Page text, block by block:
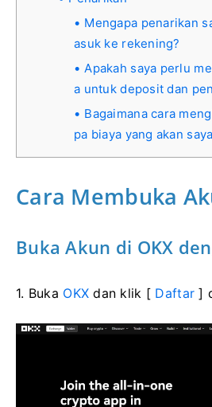
Mengapa penarikan
asuk ke rekening?
Apakah saya perlu
a untuk deposit dan
Bagaimana cara
pa biaya yang akan
Cara Membuka
Buka Akun di OKX
1. Buka OKX dan klik [ Daftar ]